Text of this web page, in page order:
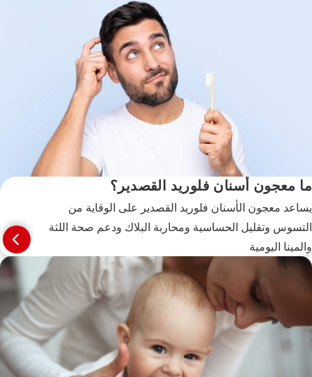
ما معجون أسنان فلوريد القصدير؟
يساعد معجون الأسنان فلوريد القصدير على الوقاية من
التسوس وتقليل الحساسية ومحاربة البلاك ودعم صحة اللثة
والمينا اليومية